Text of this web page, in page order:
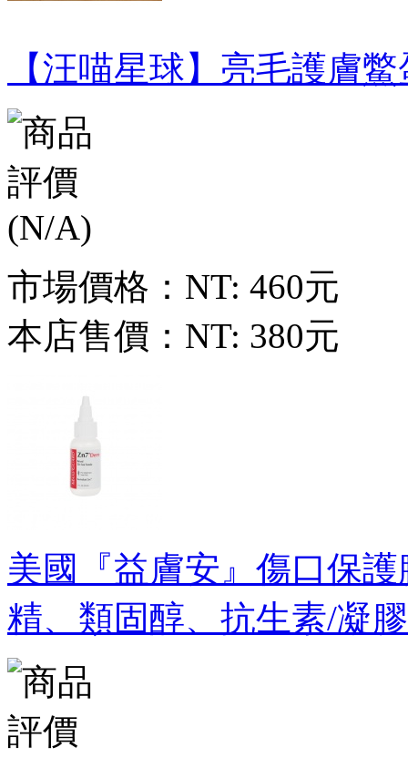
【汪喵星球】亮毛護膚
市場價格： NT: 460元
本店售價： NT: 380元
美國『益膚安』傷口保
精、類固醇、抗生素/凝